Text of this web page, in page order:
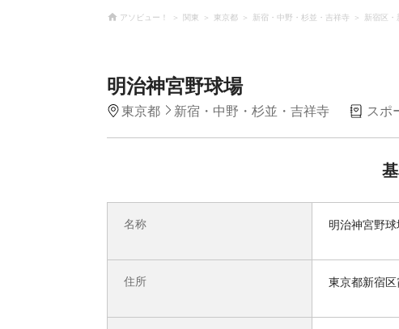
アソビュー！ 関東 東京都 新宿・中野・杉並・吉祥寺 新宿区
明治神宮野球場
東京都 新宿・中野・杉並・吉祥寺 スポ
名称 明治神宮野
住所 東京都新宿